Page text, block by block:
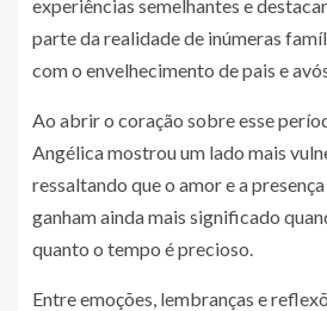
experiências semelhantes e
parte da realidade de inúmeras
com o envelhecimento de pais e
Ao abrir o coração sobre esse
Angélica mostrou um lado mais
ressaltando que o amor e a
ganham ainda mais significado
quanto o tempo é precioso.
Entre emoções, lembranças e